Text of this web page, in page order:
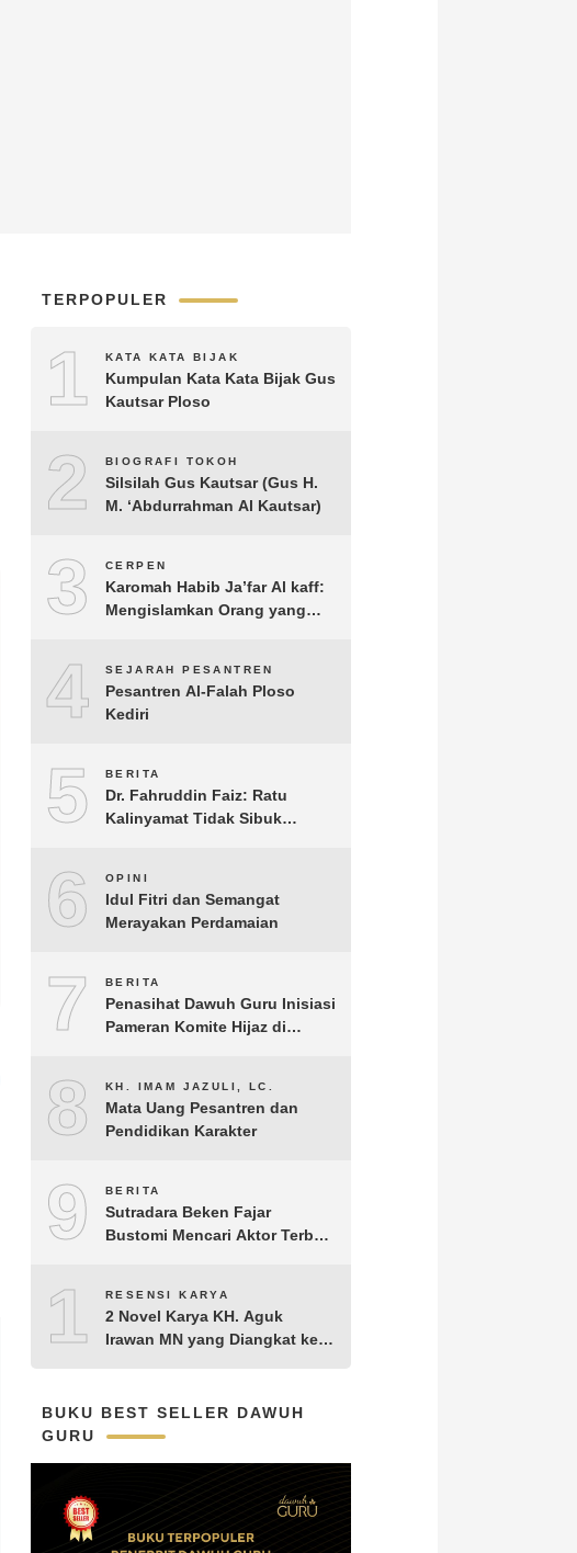
TERPOPULER
1 KATA KATA BIJAK
Kumpulan Kata Kata Bijak Gus
Kautsar Ploso
2 BIOGRAFI TOKOH
Silsilah Gus Kautsar (Gus H.
M. ‘Abdurrahman Al Kautsar)
3 CERPEN
Karomah Habib Ja’far Al kaff:
Mengislamkan Orang yang
4 SEJARAH PESANTREN
Pesantren Al-Falah Ploso
Kediri
5 BERITA
Dr. Fahruddin Faiz: Ratu
Kalinyamat Tidak Sibuk
Perekonomian Rakyatnya
6 OPINI
Idul Fitri dan Semangat
Merayakan Perdamaian
7 BERITA
Penasihat Dawuh Guru Inisiasi
Pameran Komite Hijaz di
8 KH. IMAM JAZULI, LC.
Mata Uang Pesantren dan
Pendidikan Karakter
9 BERITA
Sutradara Beken Fajar
Bustomi Mencari Aktor Terbaik
KH. Hasyim Asy’ari karya KH.
Aguk Irawan MN
10RESENSI KARYA
2 Novel Karya KH. Aguk
Irawan MN yang Diangkat ke
BUKU BEST SELLER DAWUH
GURU